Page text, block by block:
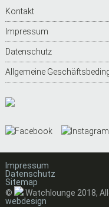
Kontakt
Impressum
Datenschutz
Allgemeine
Impressum
Datenschutz
Sitemap
©
Watchlounge 2018,
webdesign